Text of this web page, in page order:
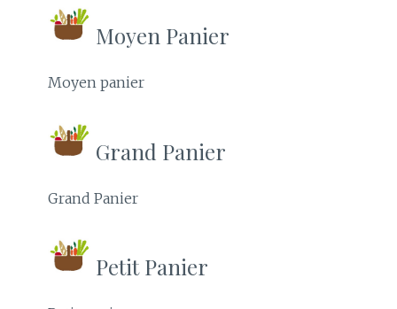
Moyen Panier
Moyen panier
Grand Panier
Grand Panier
Petit Panier